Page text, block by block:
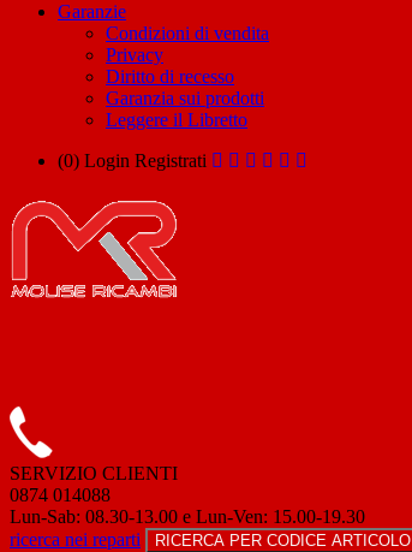
Garanzie
Condizioni di vendita
Privacy
Diritto di recesso
Garanzia sui prodotti
Leggere il Libretto
(0) Login Registrati
SERVIZIO CLIENTI
0874 014088
Lun-Sab: 08.30-13.00 e Lun-Ven: 15.00-19.30
ricerca nei reparti
RICERCA PER CODICE ARTICOLO